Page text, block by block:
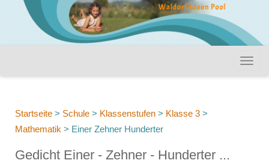
Startseite > Schule > Klassenstufen > Klasse 3 >
Mathematik > Einer Zehner Hunderter
Gedicht Einer - Zehner - Hunderter ...